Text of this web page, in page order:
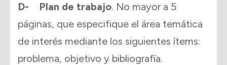
D- Plan de trabajo. No mayor a 5
páginas, que especifique el área temática
de interés mediante los siguientes ítems:
problema, objetivo y bibliografía.